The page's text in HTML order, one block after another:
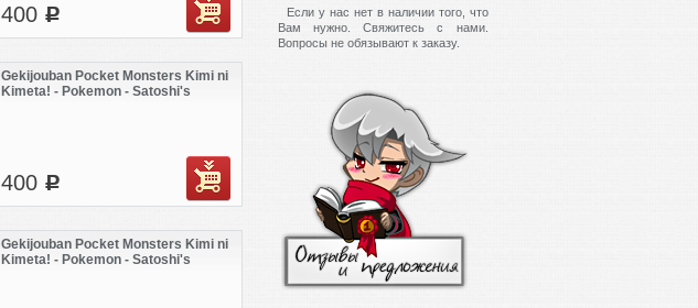
400 c
Gekijouban Pocket Monsters Kimi ni
Kimeta! - Pokemon - Satoshi's
400 c
Gekijouban Pocket Monsters Kimi ni
Kimeta! - Pokemon - Satoshi's
Если у нас нет в наличии того, что
Вам нужно. Свяжитесь с нами.
Вопросы не обязывают к заказу.